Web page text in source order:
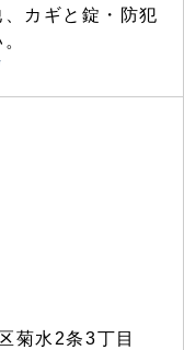
カギと錠・防犯
菊水2条3丁目